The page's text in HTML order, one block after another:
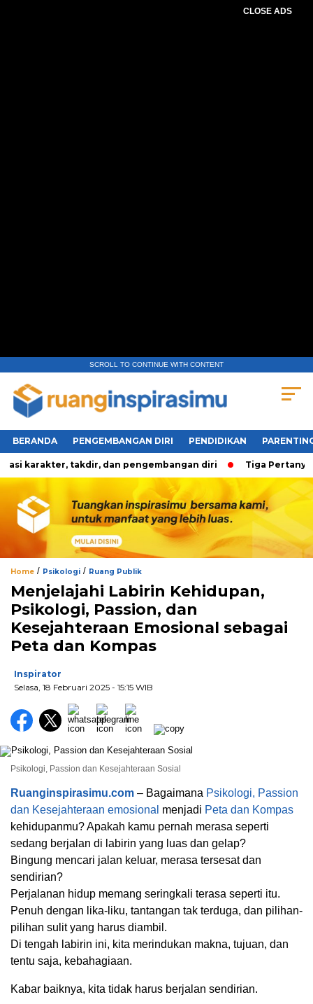
CLOSE ADS
SCROLL TO CONTINUE WITH CONTENT
BERANDA PENGEMBANGAN DIRI PENDIDIKAN
takdir, dan pengembangan diri Tiga Pertanyaan
Home / Psikologi / Ruang Publik
Menjelajahi Labirin Kehidupan,
Psikologi, Passion, dan
Kesejahteraan Emosional sebagai
Peta dan Kompas
Inspirator
Selasa, 18 Februari 2025 - 15:15 WIB
Psikologi, Passion dan Kesejahteraan Sosial
Ruanginspirasimu.com – Bagaimana Psikologi, Passion
dan Kesejahteraan emosional menjadi Peta dan Kompas
kehidupanmu? Apakah kamu pernah merasa seperti
sedang berjalan di labirin yang luas dan gelap?
Bingung mencari jalan keluar, merasa tersesat dan
sendirian?
Perjalanan hidup memang seringkali terasa seperti itu.
Penuh dengan lika-liku, tantangan tak terduga, dan pilihan-
pilihan sulit yang harus diambil.
Di tengah labirin ini, kita merindukan makna, tujuan, dan
tentu saja, kebahagiaan.
Kabar baiknya, kita tidak harus berjalan sendirian.